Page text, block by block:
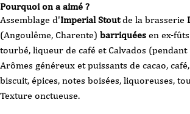
Pourquoi on a aimé ?
Assemblage d'Imperial Stoutde la brasserie
(Angoulême, Charente) barriquées en ex-
tourbé, liqueur de café et Calvados (pendant
Arômes généreux et puissants de cacao,
biscuit, épices, notes boisées, liquoreuses,
Texture onctueuse.